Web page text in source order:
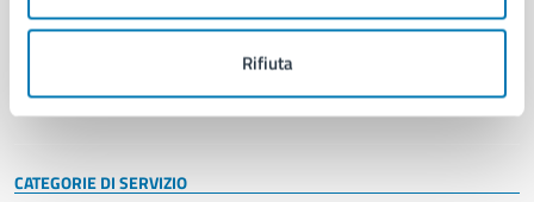
Rifiuta
Politici
Intranet, posta aziendale e protocollo
CATEGORIE DI SERVIZIO